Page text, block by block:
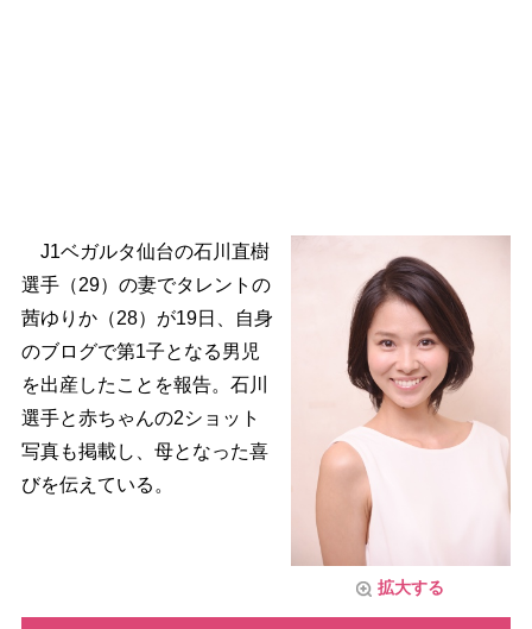
拡大する
J1ベガルタ仙台の石川直樹
選手（29）の妻でタレントの
茜ゆりか（28）が19日、自身
のブログで第1子となる男児
を出産したことを報告。石川
選手と赤ちゃんの2ショット
写真も掲載し、母となった喜
びを伝えている。